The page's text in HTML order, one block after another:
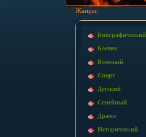
Жанры:
Биографический
Боевик
Военный
Спорт
Детский
Семейный
Драма
Исторический